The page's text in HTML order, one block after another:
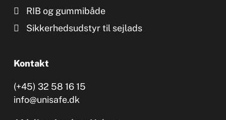
RIB og gummibåde
Sikkerhedsudstyr til sejlads
Kontakt
(+45) 32 58 16 15
info@unisafe.dk